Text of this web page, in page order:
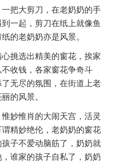
把大剪刀，在老奶奶的手
一起，剪刀在纸上就像鱼
的老奶奶亦是风景。
挑选出精美的窗花，挨家
收钱，各家窗花争奇斗
无尽的氛围，在街道上老
的风景。
妙惟肖的大闹天宫，活灵
精妙绝伦，老奶奶的窗花
子不爱动脑筋了，奶奶就
谁家的孩子自私了，奶奶